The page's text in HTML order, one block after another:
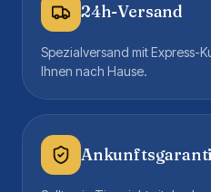
24h-Versand
Spezialversand mit Express-
Ihnen nach Hause.